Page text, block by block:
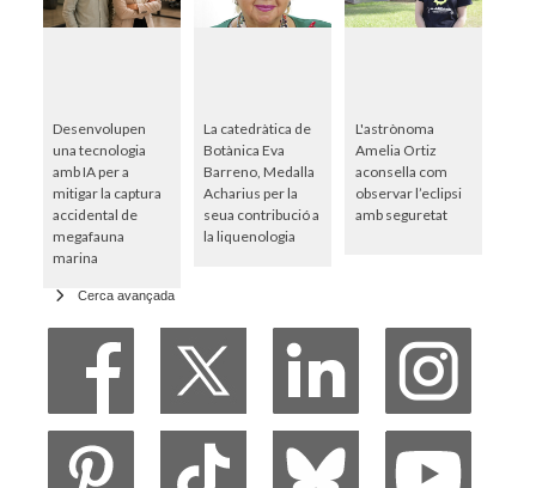
Desenvolupen
una tecnologia
amb IA per a
mitigar la captura
accidental de
megafauna
marina
La catedràtica de
Botànica Eva
Barreno, Medalla
Acharius per la
seua contribució a
la liquenologia
L'astrònoma
Amelia Ortiz
aconsella com
observar l’eclipsi
amb seguretat
Cerca avançada